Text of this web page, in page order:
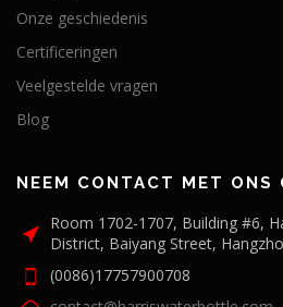
Onze geschiedenis
Certificeringen
Veelgestelde vragen
Blog
NEEM CONTACT MET ONS
Room 1702-1707, Building #6,
District, Baiyang Street,
(0086)17757900708